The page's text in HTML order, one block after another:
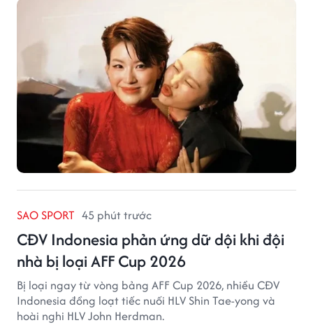
SAO SPORT 45 phút trước
CĐV Indonesia phản ứng dữ dội khi đội
nhà bị loại AFF Cup 2026
Bị loại ngay từ vòng bảng AFF Cup 2026, nhiều CĐV
Indonesia đồng loạt tiếc nuối HLV Shin Tae-yong và
hoài nghi HLV John Herdman.